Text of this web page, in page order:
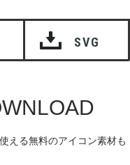
SVG
える無料のアイコン素材も